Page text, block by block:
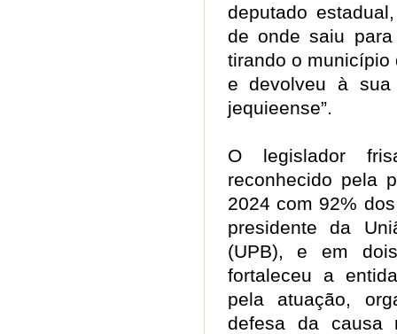
deputado
de onde saiu
tirando o município
e devolveu à
jequieense”.
O legislador
reconhecido pela
2024 com 92%
presidente da
(UPB), e em
fortaleceu a
pela atuação,
defesa da causa